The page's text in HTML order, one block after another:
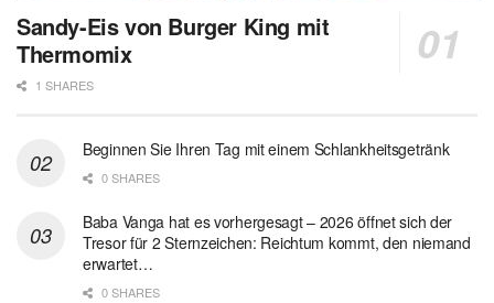
Sandy-Eis von Burger King mit
Thermomix
1 SHARES
Beginnen Sie Ihren Tag mit einem Schlankheitsgetränk
0 SHARES
Baba Vanga hat es vorhergesagt – 2026 öffnet sich der
Tresor für 2 Sternzeichen: Reichtum kommt, den niemand
erwartet…
0 SHARES